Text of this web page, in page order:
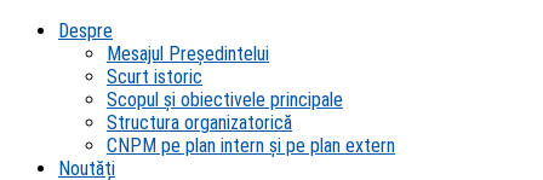
Despre
Mesajul Președintelui
Scurt istoric
Scopul şi obiectivele principale
Structura organizatorică
CNPM pe plan intern şi pe plan extern
Noutăți